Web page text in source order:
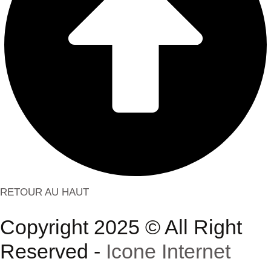
RETOUR AU HAUT
Copyright 2025 © All Right
Reserved - Icone Internet